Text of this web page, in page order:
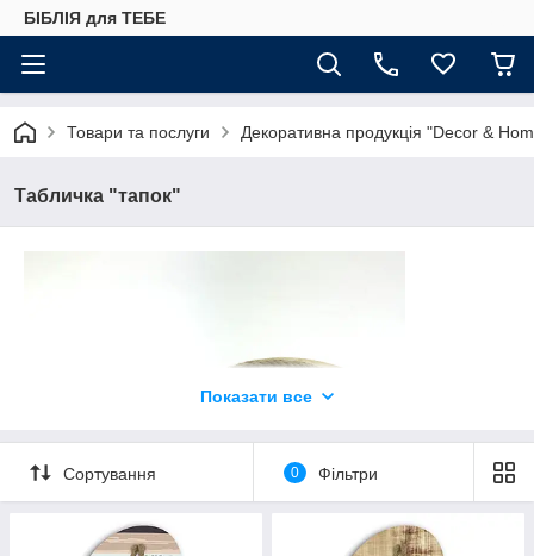
БІБЛІЯ для ТЕБЕ
Товари та послуги Декоративна продукція "Decor &
Табличка "тапок"
Показати все
Сортування 0 Фільтри